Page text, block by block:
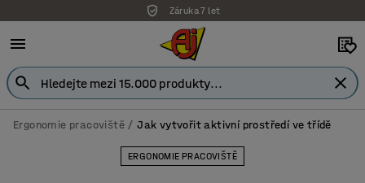
Záruka 7 let
Ergonomie pracoviště Jak vytvořit aktivní prostředí ve třídě
ERGONOMIE PRACOVIŠTĚ